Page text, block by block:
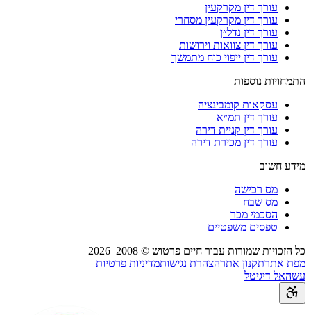
עורך דין מקרקעין
עורך דין מקרקעין מסחרי
עורך דין נדל״ן
עורך דין צוואות וירושות
עורך דין ייפוי כוח מתמשך
התמחויות נוספות
עסקאות קומבינציה
עורך דין תמ״א
עורך דין קניית דירה
עורך דין מכירת דירה
מידע חשוב
מס רכישה
מס שבח
הסכמי מכר
טפסים משפטיים
כל הזכויות שמורות עבור חיים פרטוש © 2008–
2026
מפת אתרתקנון אתרהצהרת נגישותמדיניות פרטיות
עשהאל דיגיטל